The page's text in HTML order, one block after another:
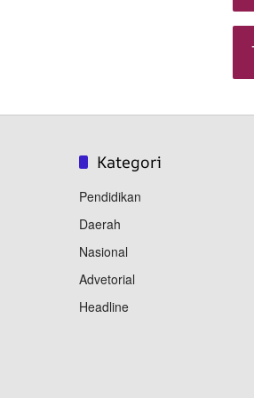
Kategori
Pendidikan
Daerah
Nasional
Advetorial
Headline